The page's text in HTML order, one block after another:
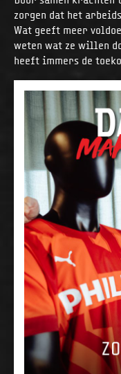
zorgen dat het
Wat geeft meer
weten wat ze willen
heeft immers de